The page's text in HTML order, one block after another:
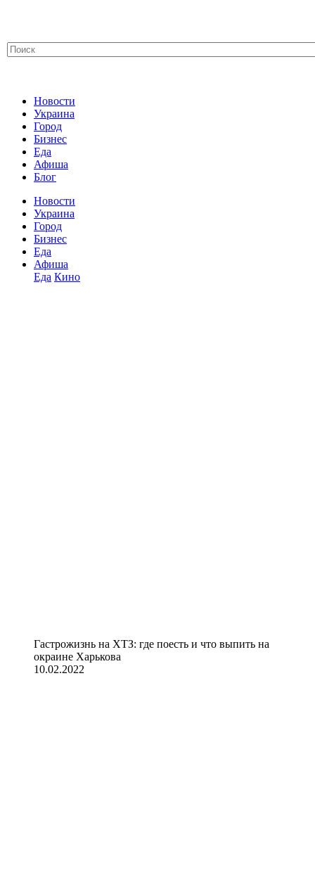
Новости
Украина
Город
Бизнес
Еда
Афиша
Блог
Новости
Украина
Город
Бизнес
Еда
Афиша
Еда Кино
Гастрожизнь на ХТЗ: где поесть и что выпить на
окраине Харькова
10.02.2022